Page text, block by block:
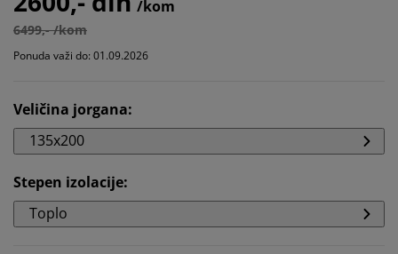
/kom
6499,- /kom
Ponuda važi do: 01.09.2026
Veličina jorgana:
135x200
Stepen izolacije:
Toplo